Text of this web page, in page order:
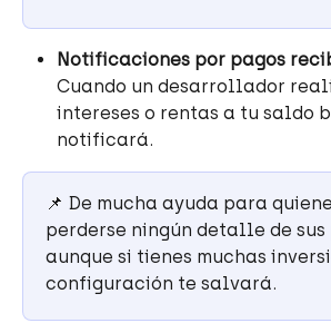
Notificaciones por pagos
Cuando un desarrollador
intereses o rentas a tu saldo
notificará.
📌 De mucha ayuda para
perderse ningún detalle de sus
aunque si tienes muchas
configuración te salvará.